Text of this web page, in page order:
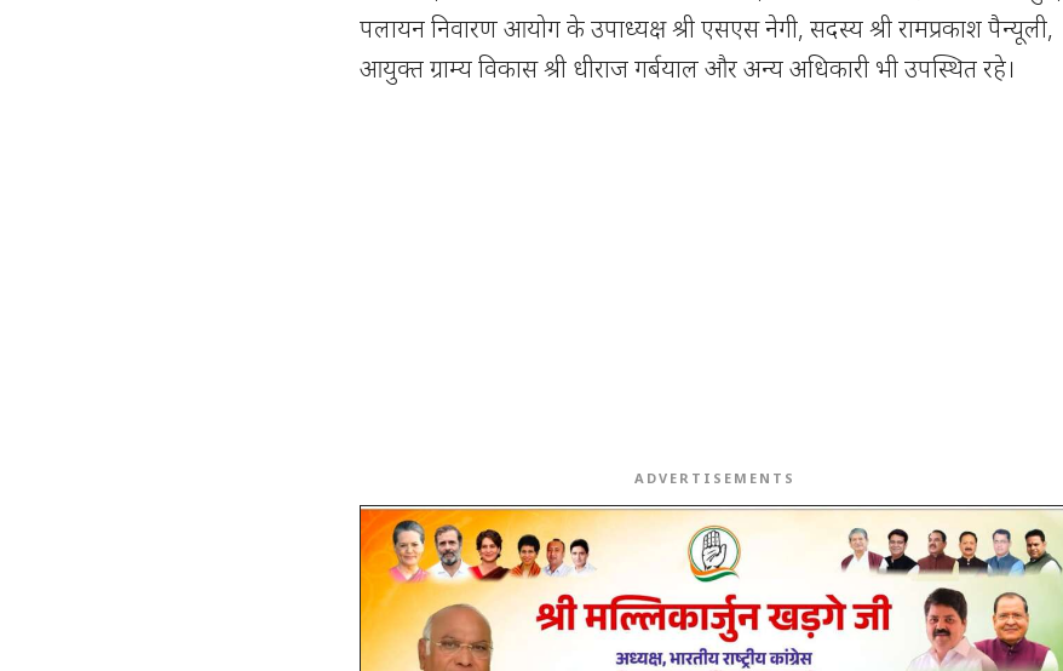
पलायन निवारण आयोग के उपाध्यक्ष श्री एसएस नेगी, सदस्य श्री रामप्रकाश पैन्यूली,
आयुक्त ग्राम्य विकास श्री धीराज गर्बयाल और अन्य अधिकारी भी उपस्थित रहे।
ADVERTISEMENTS